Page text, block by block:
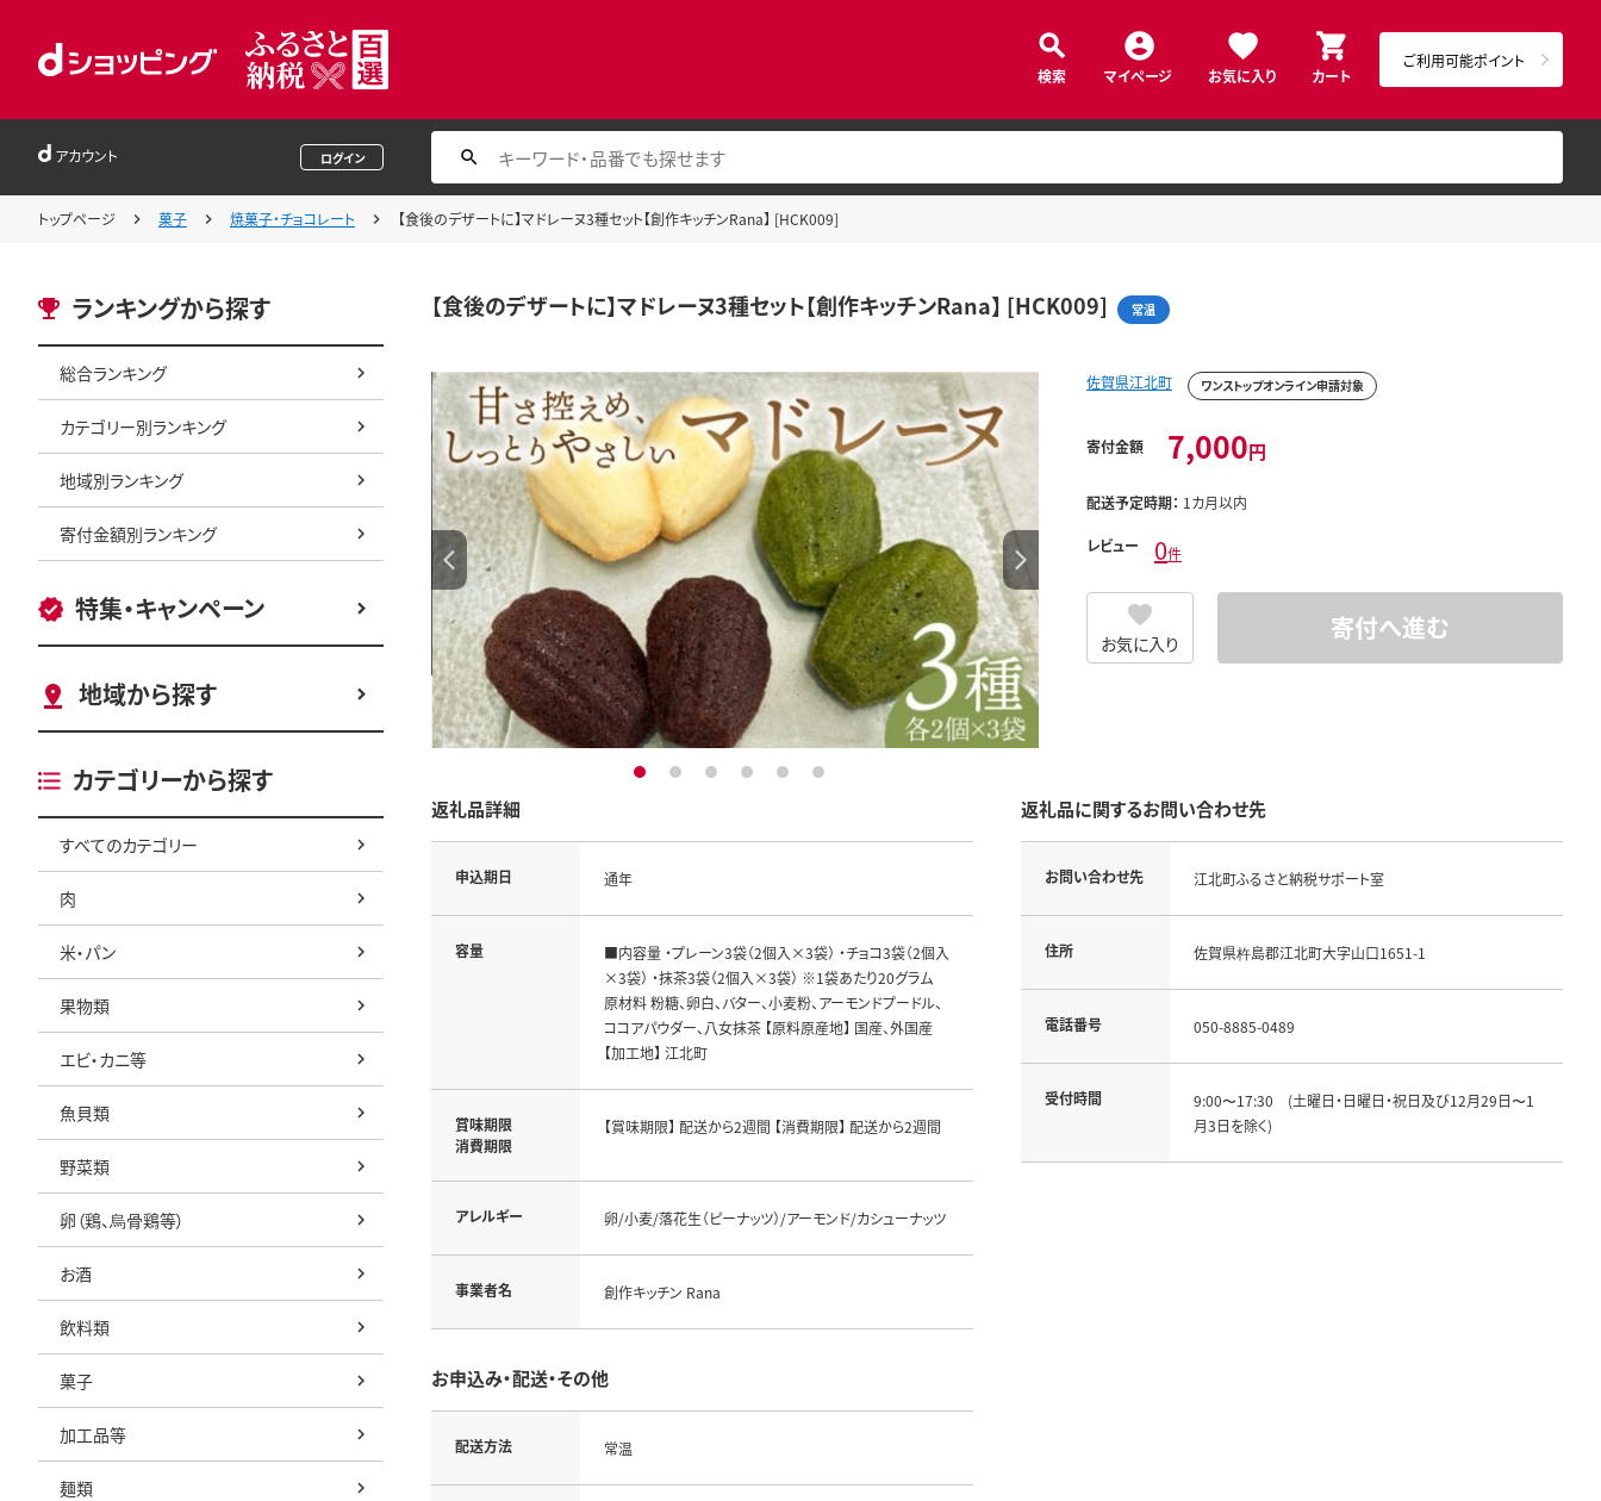
検索 マイページ お気に入り カート
ご利用可能ポイント
アカウント ログイン
トップページ 菓子 焼菓子・チョコレート 【食後のデザートに】マドレーヌ3種セット【創作キッチンRana】 [HCK009]
ランキングから探す
総合ランキング
カテゴリー別ランキング
地域別ランキング
寄付金額別ランキング
特集・キャンペーン
地域から探す
カテゴリーから探す
すべてのカテゴリー
肉
米・パン
果物類
エビ・カニ等
魚貝類
野菜類
卵（鶏、烏骨鶏等）
お酒
飲料類
菓子
加工品等
麺類
【食後のデザートに】マドレーヌ3種セット【創作キッチンRana】 [HCK009] 常温
1 2 3 4 5 6
佐賀県江北町 ワンストップオンライン申請対象
寄付金額 7,000円
配送予定時期： 1カ月以内
レビュー 0件
お気に入り 寄付へ進む
返礼品詳細
申込期日 通年
容量
■内容量 ・プレーン3袋（2個入×3袋） ・チョコ3袋（2個入
×3袋） ・抹茶3袋（2個入×3袋） ※1袋あたり20グラム
原材料 粉糖、卵白、バター、小麦粉、アーモンドプードル、
ココアパウダー、八女抹茶 【原料原産地】 国産、外国産
【加工地】 江北町
賞味期限
消費期限
【賞味期限】 配送から2週間 【消費期限】 配送から2週間
アレルギー 卵/小麦/落花生（ピーナッツ）/アーモンド/カシューナッツ
事業者名 創作キッチン Rana
お申込み・配送・その他
配送方法 常温
返礼品に関するお問い合わせ先
お問い合わせ先 江北町ふるさと納税サポート室
住所 佐賀県杵島郡江北町大字山口1651-1
電話番号 050-8885-0489
受付時間
9:00〜17:30 (土曜日・日曜日・祝日及び12月29日〜1
月3日を除く)